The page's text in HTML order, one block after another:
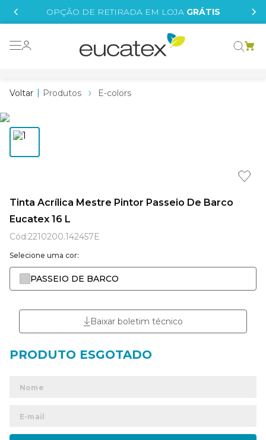
OPÇÃO DE RETIRADA EM LOJA GRÁTIS
Produtos E-colors
Tinta Acrílica Mestre Pintor Passeio De Barco
Eucatex 16 L
Cód:2210200.142457E
Selecione uma cor:
PASSEIO DE BARCO
Baixar boletim técnico
tinta
tinta